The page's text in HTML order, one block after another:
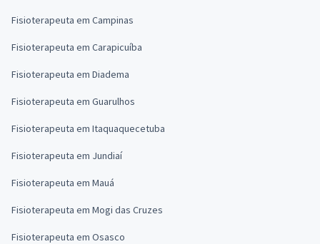
Fisioterapeuta em Campinas
Fisioterapeuta em Carapicuíba
Fisioterapeuta em Diadema
Fisioterapeuta em Guarulhos
Fisioterapeuta em Itaquaquecetuba
Fisioterapeuta em Jundiaí
Fisioterapeuta em Mauá
Fisioterapeuta em Mogi das Cruzes
Fisioterapeuta em Osasco